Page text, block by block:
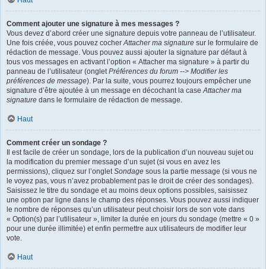
Comment ajouter une signature à mes messages ?
Vous devez d’abord créer une signature depuis votre panneau de l’utilisateur.
Une fois créée, vous pouvez cocherAttacher ma signature sur le formulaire de
rédaction de message. Vous pouvez aussi ajouter la signature par défaut à
tous vos messages en activant l’option « Attacher ma signature » à partir du
panneau de l’utilisateur (ongletPréférences du forum --> Modifier les
préférences de message). Par la suite, vous pourrez toujours empêcher une
signature d’être ajoutée à un message en décochant la caseAttacher ma
signature dans le formulaire de rédaction de message.
Haut
Comment créer un sondage ?
Il est facile de créer un sondage, lors de la publication d’un nouveau sujet ou
la modification du premier message d’un sujet (si vous en avez les
permissions), cliquez sur l’ongletSondage sous la partie message (si vous ne
le voyez pas, vous n’avez probablement pas le droit de créer des sondages).
Saisissez le titre du sondage et au moins deux options possibles, saisissez
une option par ligne dans le champ des réponses. Vous pouvez aussi indiquer
le nombre de réponses qu’un utilisateur peut choisir lors de son vote dans
« Option(s) par l’utilisateur », limiter la durée en jours du sondage (mettre « 0 »
pour une durée illimitée) et enfin permettre aux utilisateurs de modifier leur
vote.
Haut